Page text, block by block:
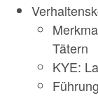
Tätern
KYE: